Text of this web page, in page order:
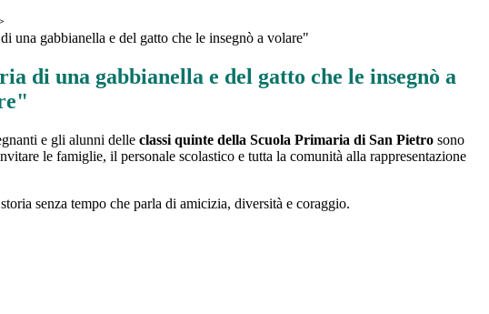
una gabbianella e del gatto che le insegnò a volare"
di una gabbianella e del gatto che le insegnò a
e gli alunni delle classi quinte della Scuola Primaria di San Pietro sono
le famiglie, il personale scolastico e tutta la comunità alla rappresentazione
senza tempo che parla di amicizia, diversità e coraggio.